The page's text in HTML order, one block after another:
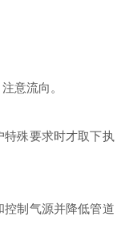
意流向。
殊要求时才取下执
制气源并降低管道